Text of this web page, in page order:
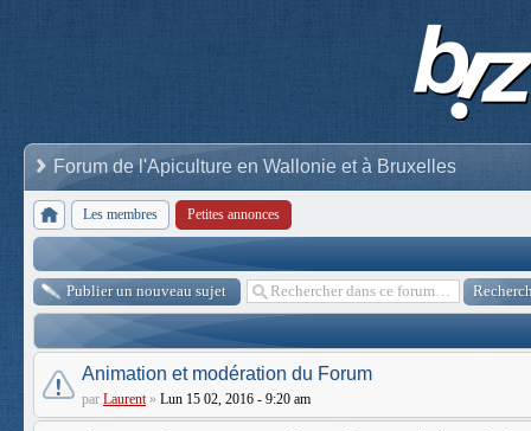
Forum de l'Apiculture en Wallonie et à Bruxelles
Les membres Petites annonces
Publier un nouveau sujet
Animation et modération du Forum
par Laurent » Lun 15 02, 2016 - 9:20 am